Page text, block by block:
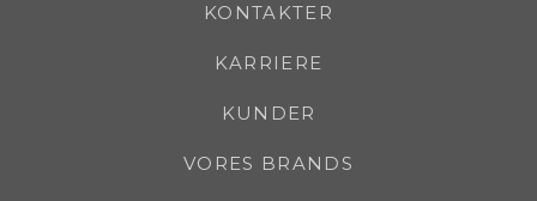
KONTAKTER
KARRIERE
KUNDER
VORES BRANDS